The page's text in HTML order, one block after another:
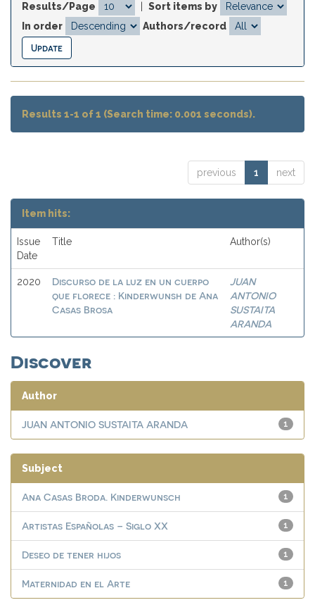
Results/Page
Sort items by
In order
Authors/record
Results 1-1 of 1 (Search time: 0.001 seconds).
previous 1 next
Item hits:
Issue
Date
Title Author(s)
2020
Discurso de la luz en un cuerpo
que florece : Kinderwunsh de Ana
Casas Brosa
JUAN
ANTONIO
SUSTAITA
ARANDA
Discover
Author
1
JUAN ANTONIO SUSTAITA ARANDA
Subject
1
Ana Casas Broda. Kinderwunsch
1
Artistas Españolas – Siglo XX
1
Deseo de tener hijos
1
Maternidad en el Arte